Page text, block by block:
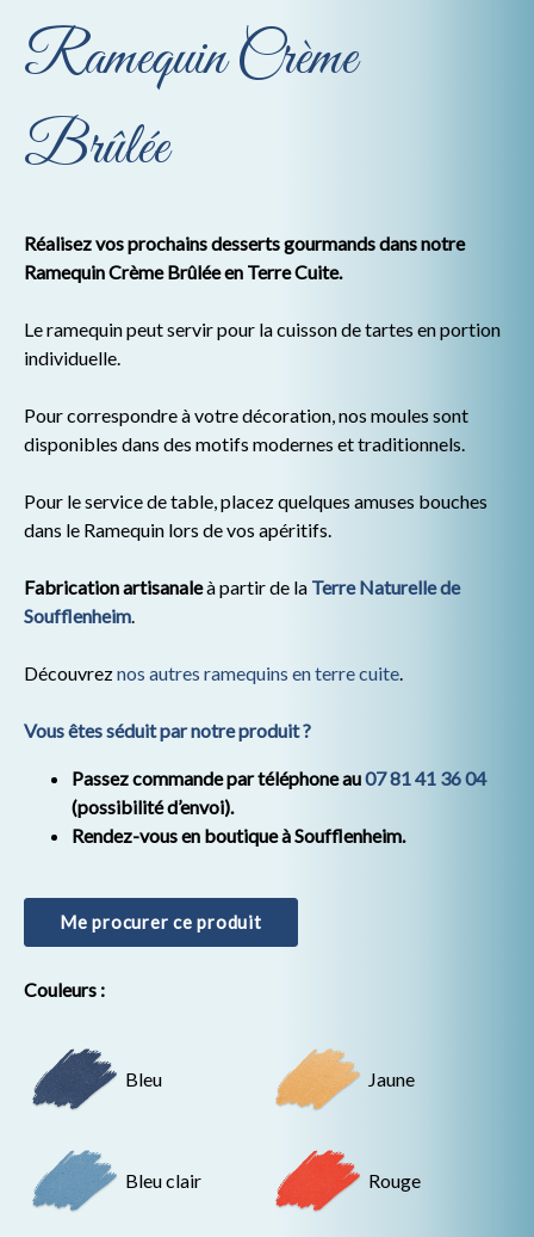
Ramequin Crème
Brûlée
Réalisez vos prochains desserts gourmands dans notre
Ramequin Crème Brûlée en Terre Cuite.
Le ramequin peut servir pour la cuisson de tartes en portion
individuelle.
Pour correspondre à votre décoration, nos moules sont
disponibles dans des motifs modernes et traditionnels.
Pour le service de table, placez quelques amuses bouches
dans le Ramequin lors de vos apéritifs.
Fabrication artisanaleà partir de la Terre Naturelle de
Soufflenheim.
Découvreznos autres ramequins en terre cuite.
Vous êtes séduit par notre produit ?
Passez commande par téléphone au07 81 41 36 04
(possibilité d’envoi).
Rendez-vous en boutique à Soufflenheim.
Me procurer ce produit
Couleurs :
Bleu Jaune
Bleu clair Rouge